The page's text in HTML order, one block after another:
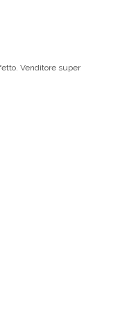
Venditore super